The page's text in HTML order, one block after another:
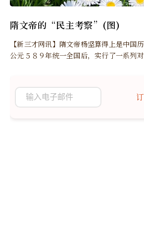
隋文帝的“民主考察”(图)
【新三才网讯】隋文帝杨坚算得上是中国
公元５８９年统一全国后，实行了一系列